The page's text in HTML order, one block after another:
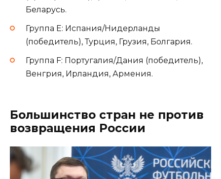
Беларусь.
Группа E: Испания/Нидерланды
(победитель), Турция, Грузия, Болгария.
Группа F: Португалия/Дания (победитель),
Венгрия, Ирландия, Армения.
Большинство стран не против
возвращения России